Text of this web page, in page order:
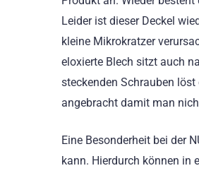
Leider ist dieser Deckel
kleine Mikrokratzer
eloxierte Blech sitzt auch
steckenden Schrauben
angebracht damit man
Eine Besonderheit bei der
kann. Hierdurch können in